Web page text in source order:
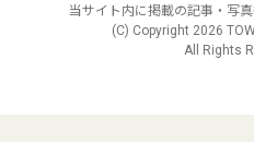
当サイト内に掲載の記事・写
(C) Copyright 2026
All Rights